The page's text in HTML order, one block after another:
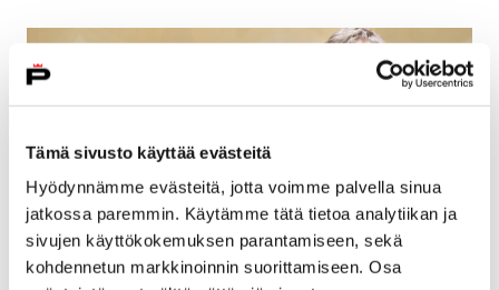
Tämä sivusto käyttää evästeitä
Hyödynnämme evästeitä, jotta voimme palvella sinua
jatkossa paremmin. Käytämme tätä tietoa analytiikan ja
sivujen käyttökokemuksen parantamiseen, sekä
kohdennetun markkinoinnin suorittamiseen. Osa